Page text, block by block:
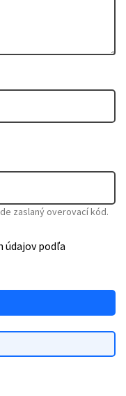
zaslaný overovací kód.
údajov podľa